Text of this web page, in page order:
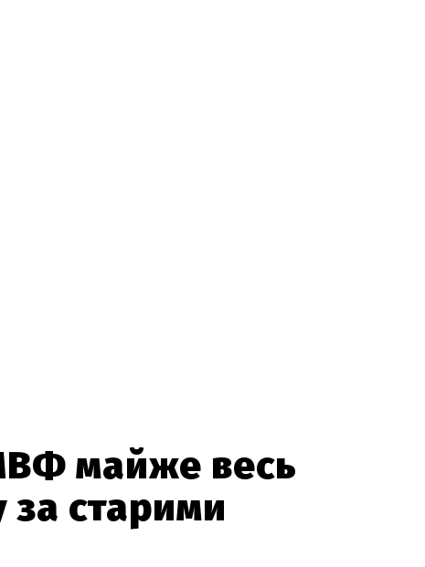
майже весь
за старими